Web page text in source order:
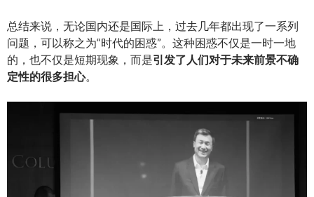
总结来说，无论国内还是国际上，过去几年都出现了一系列
问题，可以称之为“时代的困惑”。这种困惑不仅是一时一地
的，也不仅是短期现象，而是引发了 人们对于未来前景不确
定性的很多担心。